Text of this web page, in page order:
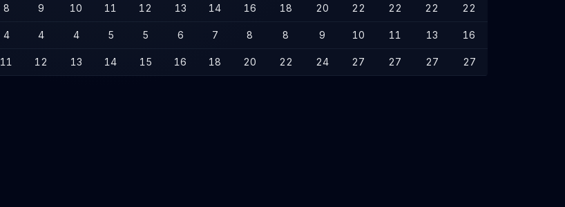
8 9 10 11 12 13 14 16 18 20 22 22 22 22
4 4 4 5 5 6 7 8 8 9 10 11 13 16
11 12 13 14 15 16 18 20 22 24 27 27 27 27